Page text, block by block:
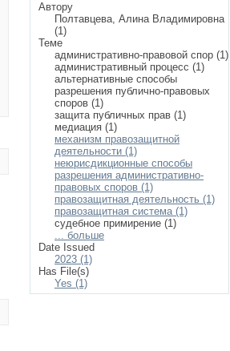
Автору
Полтавцева, Алина Владимировна
(1)
Теме
административно-правовой спор (1)
административный процесс (1)
альтернативные способы
разрешения публично-правовых
споров (1)
защита публичных прав (1)
медиация (1)
механизм правозащитной
деятельности (1)
неюрисдикционные способы
разрешения административно-
правовых споров (1)
правозащитная деятельность (1)
правозащитная система (1)
судебное примирение (1)
... больше
Date Issued
2023 (1)
Has File(s)
Yes (1)